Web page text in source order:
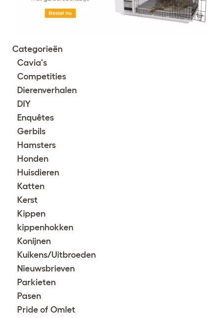
Categorieën
Cavia's
Competities
Dierenverhalen
DIY
Enquêtes
Gerbils
Hamsters
Honden
Huisdieren
Katten
Kerst
Kippen
kippenhokken
Konijnen
Kuikens/Uitbroeden
Nieuwsbrieven
Parkieten
Pasen
Pride of Omlet